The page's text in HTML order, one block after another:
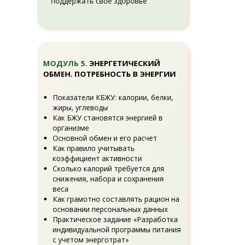
МОДУЛЬ 5. ЭНЕРГЕТИЧЕСКИЙ
ОБМЕН. ПОТРЕБНОСТЬ В ЭНЕРГИИ
Показатели КБЖУ: калории, белки,
жиры, углеводы
Как БЖУ становятся энергией в
организме
Основной обмен и его расчет
Как правило учитывать
коэффициент активности
Сколько калорий требуется для
снижения, набора и сохранения
веса
Как грамотно составлять рацион на
основании персональных данных
Практическое задание «Разработка
индивидуальной программы питания
с учетом энерготрат»